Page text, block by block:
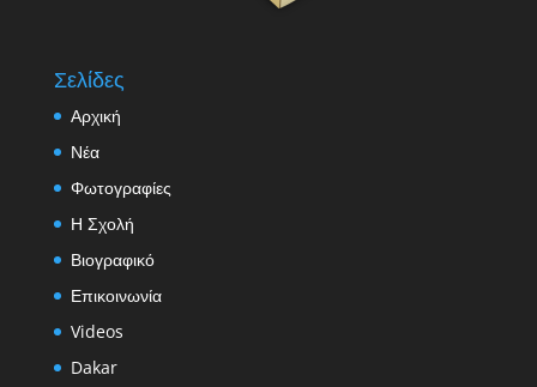
Σελίδες
Αρχική
Νέα
Φωτογραφίες
Η Σχολή
Βιογραφικό
Επικοινωνία
Videos
Dakar